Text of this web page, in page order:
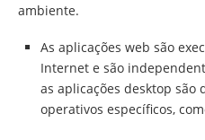
ambiente.
As aplicações web são
Internet e são
as aplicações desktop são
operativos específicos,